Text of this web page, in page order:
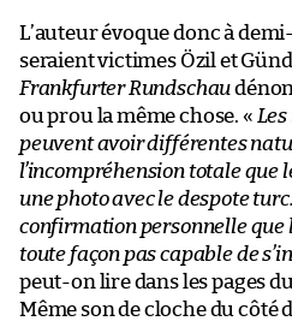
L’auteur évoque donc à
seraient victimes Özil et
Frankfurter Rundschau
ou prou la même chose. «
peuvent avoir différentes
l’incompréhension totale que
une photo avec le despote
confirmation personnelle que
toute façon pas capable de
peut-on lire dans les pages
Même son de cloche du côté